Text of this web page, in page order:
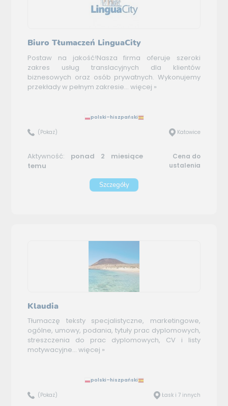
Biuro Tłumaczeń LinguaCity
Postaw na jakość!Nasza firma oferuje szeroki
zakres usług translacyjnych dla klientów
biznesowych oraz osób prywatnych. Wykonujemy
przekłady w pełnym zakresie... więcej »
polski–hiszpański
(Pokaż) Katowice
Aktywność: ponad 2 miesiące
temu
Cena do
ustalenia
Szczegóły
Klaudia
Tłumaczę teksty specjalistyczne, marketingowe,
ogólne, umowy, podania, tytuły prac dyplomowych,
streszczenia do prac dyplomowych, CV i listy
motywacyjne... więcej »
polski–hiszpański
(Pokaż) Łask i 7 innych